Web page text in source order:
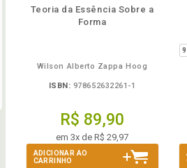
disponívelDisponível
na
páginas
Teoria da Essência Sobre a
Forma
Wilson Alberto Zappa Hoog
ISBN: 978652632261-1
R$ 89,90
em 3x de R$ 29,97
ADICIONAR AO
CARRINHO